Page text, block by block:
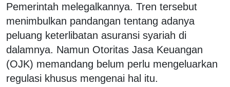
Pemerintah melegalkannya. Tren tersebut
menimbulkan pandangan tentang adanya
peluang keterlibatan asuransi syariah di
dalamnya. Namun Otoritas Jasa Keuangan
(OJK) memandang belum perlu mengeluarkan
regulasi khusus mengenai hal itu.